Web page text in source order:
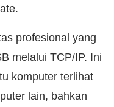
profesional yang
melalui TCP/IP. Ini
komputer terlihat
lain, bahkan